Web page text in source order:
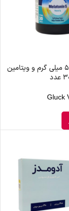
قرص ملاتونین ۵ میلی گرم و ویتامین